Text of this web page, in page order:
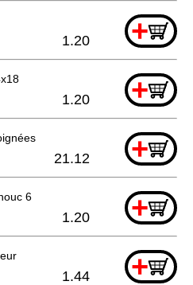
+
1.20
+
1.20
+
21.12
6 +
1.20
+
1.44